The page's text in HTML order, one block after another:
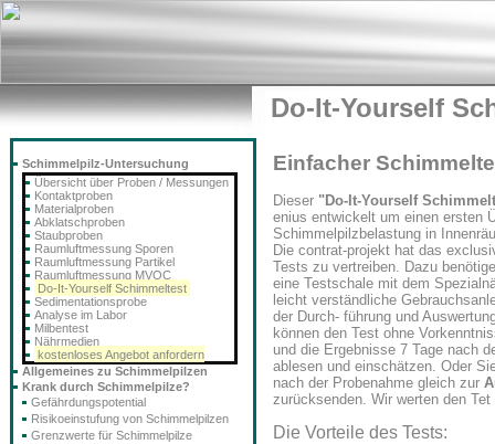
Do-It-Yourself
Einfacher
Dieser "Do-It-Yourself
enius entwickelt um einen ersten
Schimmelpilzbelastung in
Die contrat-projekt hat das
Tests zu vertreiben. Dazu
eine Testschale mit dem
leicht verständliche
der Durch- führung und
können den Test ohne
und die Ergebnisse 7 Tage nach
ablesen und einschätzen. Oder
nach der Probenahme gleich zur
zurücksenden. Wir werten den
Die Vorteile des Tests:
Schimmelpilz-Untersuchung
Übersicht über Proben / Messungen
Kontaktproben
Materialproben
Abklatschproben
Staubproben
Raumluftmessung Sporen
Raumluftmessung Partikel
Raumluftmessung MVOC
Do-It-Yourself Schimmeltest
Sedimentationsprobe
Analyse im Labor
Milbentest
Nährmedien
kostenloses Angebot anfordern
Allgemeines zu Schimmelpilzen
Krank durch Schimmelpilze?
Gefährdungspotential
Risikoeinstufung von Schimmelpilzen
Grenzwerte für Schimmelpilze